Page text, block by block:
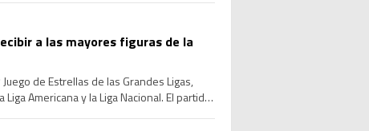
a las mayores figuras de la
de Estrellas de las Grandes Ligas,
Americana y la Liga Nacional. El partido